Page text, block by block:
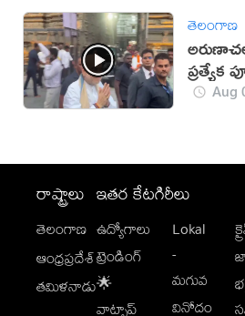
తెలంగాణ
ప్రత్యేక
Aug
రాష్ట్రాలు
తెలంగాణ
ఆంధ్రప్రదేశ్
తమిళనాడు
ఇతర కేటగిరీలు
ఉద్యోగాలు
ట్రెండింగ్
🌟
వాట్సాప్
Lokal
-
మగువ
వినోదం